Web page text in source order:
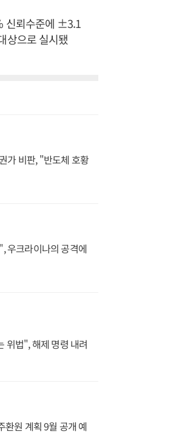
신뢰수준에 ±3.1
상으로 실시됐
가 비판, "반도체 호황
우크라이나의 공격에
위법", 해제 명령 내려
환원 계획 9월 공개 예